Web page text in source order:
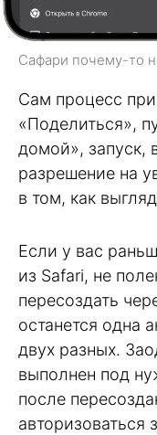
Сафари почему-то
Сам процесс
«Поделиться»,
домой», запуск,
разрешение на
в том, как
Если у вас
из Safari, не
пересоздать
останется одна
двух разных.
выполнен под
после
авторизоваться